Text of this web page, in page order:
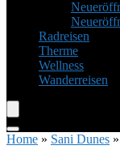
Radreisen
Therme
Wellness
Wanderreisen
Home » Sani Dunes »